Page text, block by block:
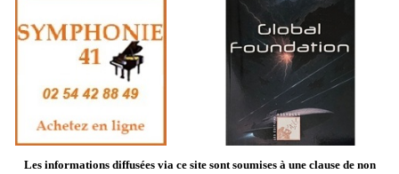
Les informations diffusées via ce site sont soumises à une clause de non